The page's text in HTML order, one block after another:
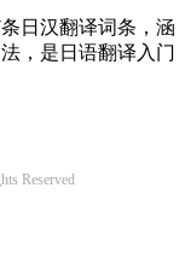
日汉翻译词条，涵
，是日语翻译入门
Reserved